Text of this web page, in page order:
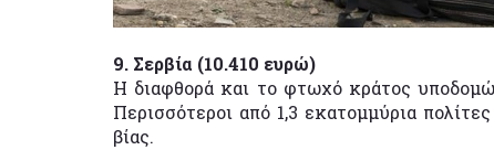
9. Σερβία (10.410 ευρώ)
Η διαφθορά και το φτωχό κράτος
Περισσότεροι από 1,3 εκατομμύρια
βίας.